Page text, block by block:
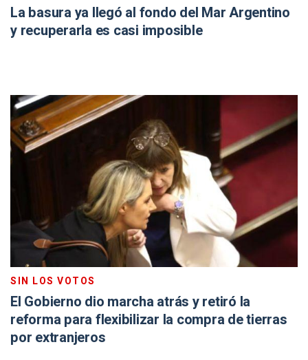
La basura ya llegó al fondo del Mar Argentino
y recuperarla es casi imposible
SIN LOS VOTOS
El Gobierno dio marcha atrás y retiró la
reforma para flexibilizar la compra de tierras
por extranjeros